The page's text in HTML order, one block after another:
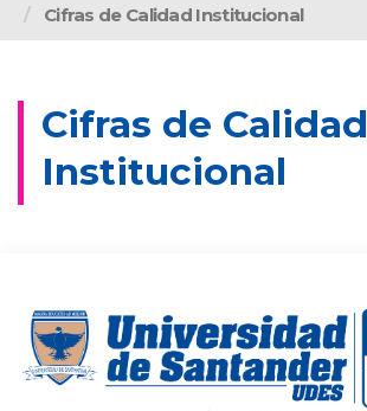
Cifras de Calidad Institucional
Cifras de Calidad
Institucional